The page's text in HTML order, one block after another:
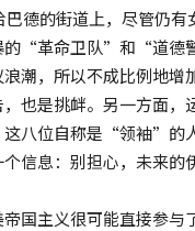
德的街道上，尽管仍
的“革命卫队”和“道德
潮，所以不成比例地
也是挑衅。另一方面
八位自称是“领袖”的
信息：别担心，未来的
国主义很可能直接参